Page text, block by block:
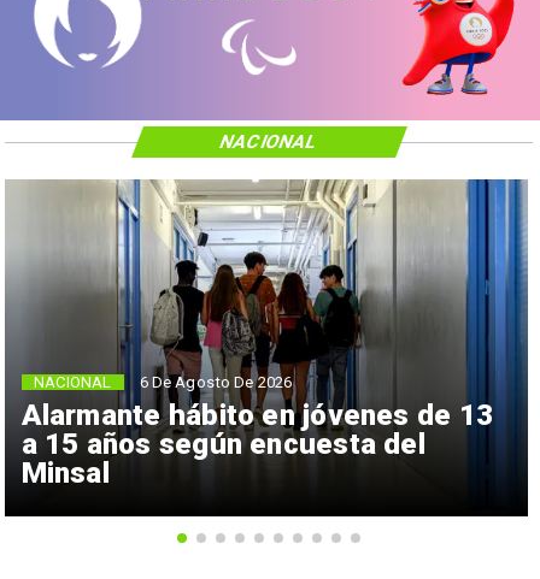
Alarmante hábito en jóvenes de 13
a 15 años según encuesta del
Minsal
NACIONAL 6 De Agosto De 2026
NACIONAL